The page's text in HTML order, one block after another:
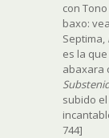
con Tono
baxo:
Septima,
es la
abaxara
subido
744]